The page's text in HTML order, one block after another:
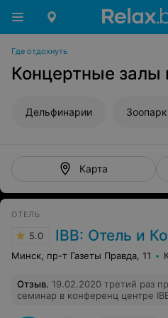
Где отдохнуть
Концертные залы
Дельфинарии
Карта
ОТЕЛЬ
5.0 IBB: Отель и
Минск, пр-т Газеты Правда, 11
Отзыв. 19.02.2020 третий раз
семинар в конференц центре